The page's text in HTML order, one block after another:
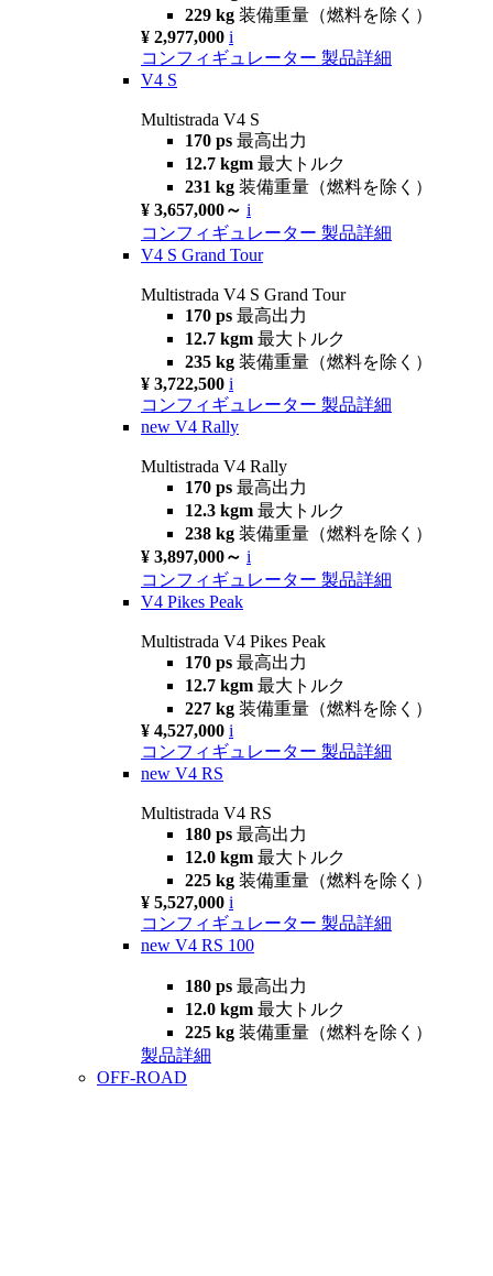
229 kg 装備重量（燃料を除く）
¥ 2,977,000 i
コンフィギュレーター 製品詳細
V4 S
Multistrada V4 S
170 ps 最高出力
12.7 kgm 最大トルク
231 kg 装備重量（燃料を除く）
¥ 3,657,000～ i
コンフィギュレーター 製品詳細
V4 S Grand Tour
Multistrada V4 S Grand Tour
170 ps 最高出力
12.7 kgm 最大トルク
235 kg 装備重量（燃料を除く）
¥ 3,722,500 i
コンフィギュレーター 製品詳細
new V4 Rally
Multistrada V4 Rally
170 ps 最高出力
12.3 kgm 最大トルク
238 kg 装備重量（燃料を除く）
¥ 3,897,000～ i
コンフィギュレーター 製品詳細
V4 Pikes Peak
Multistrada V4 Pikes Peak
170 ps 最高出力
12.7 kgm 最大トルク
227 kg 装備重量（燃料を除く）
¥ 4,527,000 i
コンフィギュレーター 製品詳細
new V4 RS
Multistrada V4 RS
180 ps 最高出力
12.0 kgm 最大トルク
225 kg 装備重量（燃料を除く）
¥ 5,527,000 i
コンフィギュレーター 製品詳細
new V4 RS 100
180 ps 最高出力
12.0 kgm 最大トルク
225 kg 装備重量（燃料を除く）
製品詳細
OFF-ROAD